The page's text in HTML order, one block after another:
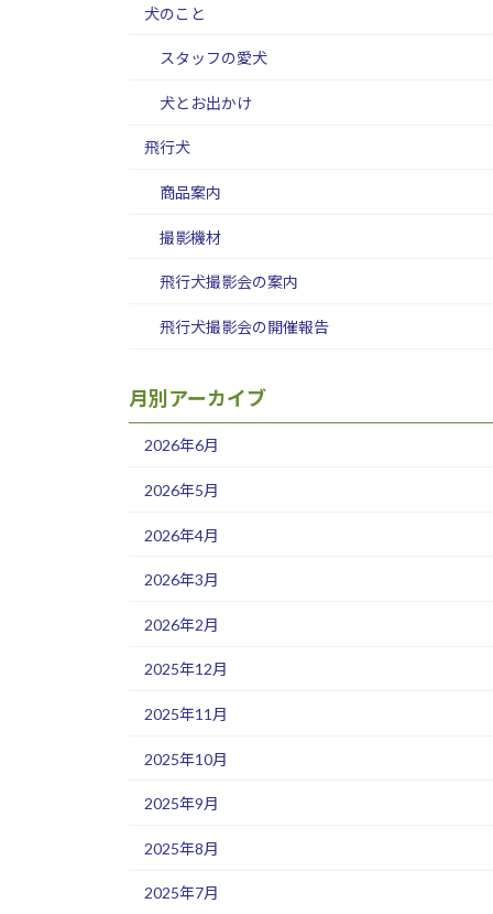
犬のこと
スタッフの愛犬
犬とお出かけ
飛行犬
商品案内
撮影機材
飛行犬撮影会の案内
飛行犬撮影会の開催報告
月別アーカイブ
2026年6月
2026年5月
2026年4月
2026年3月
2026年2月
2025年12月
2025年11月
2025年10月
2025年9月
2025年8月
2025年7月